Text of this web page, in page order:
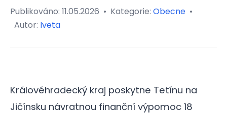
Publikováno: 11.05.2026 • Kategorie: Obecne •
Autor: Iveta
Královéhradecký kraj poskytne Tetínu na
Jičínsku návratnou finanční výpomoc 18